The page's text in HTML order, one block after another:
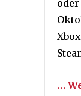
oder
…